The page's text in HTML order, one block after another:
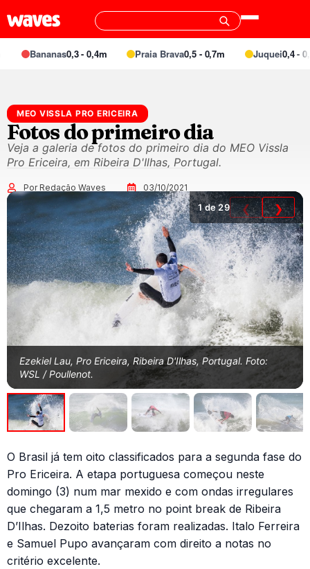
Bananas0,3 - 0,4m Praia Brava0,5 - 0,7m Juquei0,4 -
MEO VISSLA PRO ERICEIRA
Fotos do primeiro dia
Veja a galeria de fotos do primeiro dia do MEO Vissla
Pro Ericeira, em Ribeira D'Ilhas, Portugal.
Por Redação Waves 03/10/2021
Ezekiel Lau, Pro Ericeira, Ribeira D'Ilhas, Portugal. Foto:
WSL / Poullenot.
1de 29 ❮ ❯
O Brasil já tem oito classificados para a segunda fase do
Pro Ericeira. A etapa portuguesa começou neste
domingo (3) num mar mexido e com ondas irregulares
que chegaram a 1,5 metro no point break de Ribeira
D’Ilhas. Dezoito baterias foram realizadas. Italo Ferreira
e Samuel Pupo avançaram com direito a notas no
critério excelente.